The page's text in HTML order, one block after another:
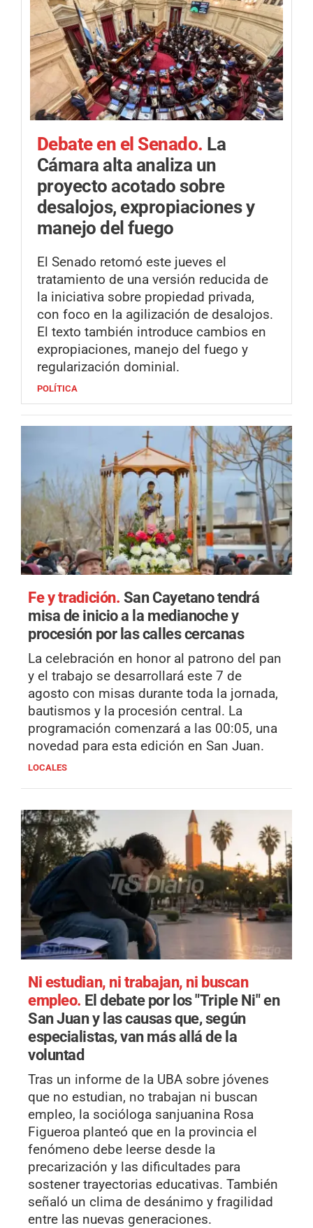
Debate en el Senado. La
Cámara alta analiza un
proyecto acotado sobre
desalojos, expropiaciones y
manejo del fuego
El Senado retomó este jueves el
tratamiento de una versión reducida de
la iniciativa sobre propiedad privada,
con foco en la agilización de desalojos.
El texto también introduce cambios en
expropiaciones, manejo del fuego y
regularización dominial.
POLÍTICA
Fe y tradición. San Cayetano tendrá
misa de inicio a la medianoche y
procesión por las calles cercanas
La celebración en honor al patrono del pan
y el trabajo se desarrollará este 7 de
agosto con misas durante toda la jornada,
bautismos y la procesión central. La
programación comenzará a las 00:05, una
novedad para esta edición en San Juan.
LOCALES
Ni estudian, ni trabajan, ni buscan
empleo. El debate por los "Triple Ni" en
San Juan y las causas que, según
especialistas, van más allá de la
voluntad
Tras un informe de la UBA sobre jóvenes
que no estudian, no trabajan ni buscan
empleo, la socióloga sanjuanina Rosa
Figueroa planteó que en la provincia el
fenómeno debe leerse desde la
precarización y las dificultades para
sostener trayectorias educativas. También
señaló un clima de desánimo y fragilidad
entre las nuevas generaciones.